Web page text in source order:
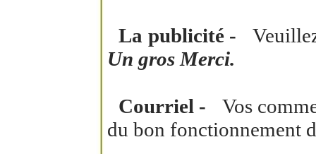
La publicité -
Un gros Merci.
Courriel - Vos
du bon fonctionnement